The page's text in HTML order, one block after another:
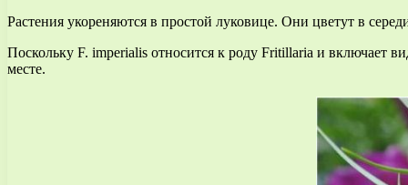
Растения укореняются в простой луковице. Они цветут в
Поскольку F. imperialis относится к роду Fritillaria и включает
месте.